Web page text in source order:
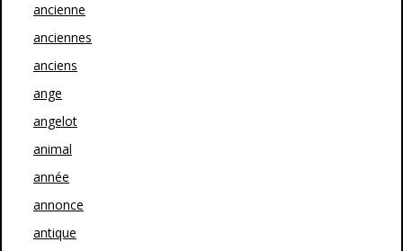
ancienne
anciennes
anciens
ange
angelot
animal
année
annonce
antique